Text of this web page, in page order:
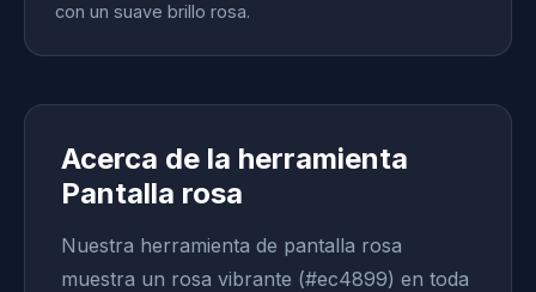
con un suave brillo rosa.
Acerca de la herramienta
Pantalla rosa
Nuestra herramienta de pantalla rosa
muestra un rosa vibrante (#ec4899) en toda